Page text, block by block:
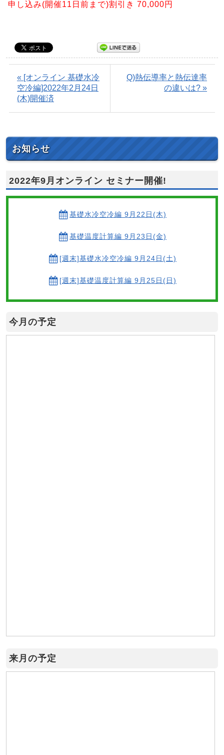
申し込み(開催11日前まで)割引き 70,000円
« [オンライン 基礎水冷
空冷編]2022年2月24日
(木)開催済
Q)熱伝導率と熱伝達率
の違いは? »
お知らせ
2022年9月オンライン セミナー開催!
基礎水冷空冷編 9月22日(木)
基礎温度計算編 9月23日(金)
[週末]基礎水冷空冷編 9月24日(土)
[週末]基礎温度計算編 9月25日(日)
今月の予定
来月の予定